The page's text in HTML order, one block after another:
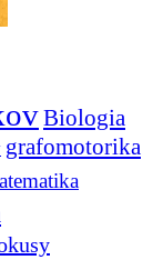
Biologia
grafomotorika